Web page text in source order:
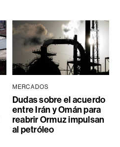
MERCADOS
Dudas sobre el acuerdo
entre Irán y Omán para
reabrir Ormuz impulsan
al petróleo